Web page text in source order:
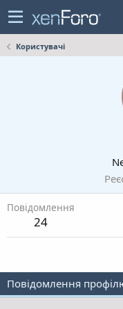
Користувачі
Повідомлення
24
Повідомлення